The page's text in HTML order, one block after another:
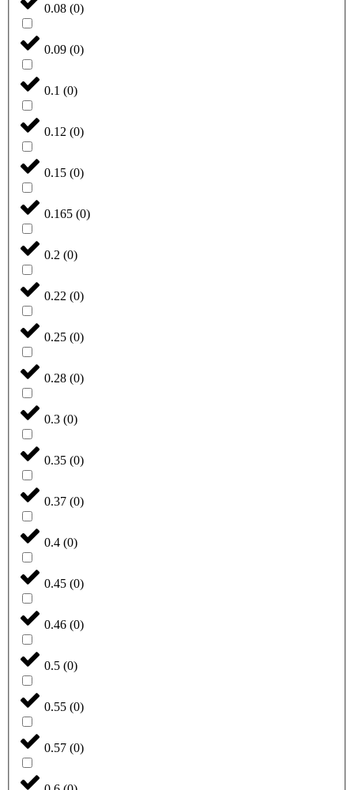
0.08 (0)
0.09 (0)
0.1 (0)
0.12 (0)
0.15 (0)
0.165 (0)
0.2 (0)
0.22 (0)
0.25 (0)
0.28 (0)
0.3 (0)
0.35 (0)
0.37 (0)
0.4 (0)
0.45 (0)
0.46 (0)
0.5 (0)
0.55 (0)
0.57 (0)